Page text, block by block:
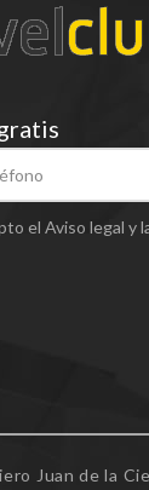
el Aviso legal y
Juan de la